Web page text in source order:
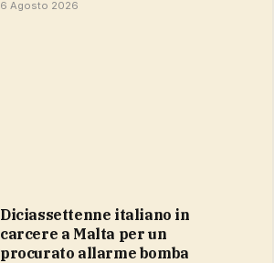
6 Agosto 2026
Diciassettenne italiano in
carcere a Malta per un
procurato allarme bomba